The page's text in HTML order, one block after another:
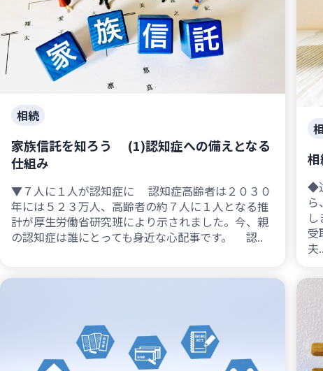
相続
家族信託を知ろう (1)認知症への備えとなる
仕組み
▼７人に１人が認知症に 認知症高齢者は２０３０
年には５２３万人、高齢者の約７人に１人となる推
計が厚生労働省研究班により示されました。今、親
の認知症は誰にとっても身近な心配事です。 認..
◆
受
夫..